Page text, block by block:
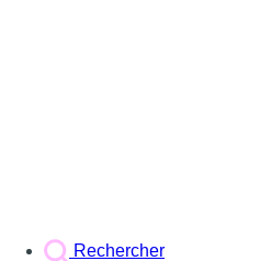
Rechercher